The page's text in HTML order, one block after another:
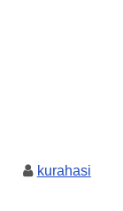
kurahasi